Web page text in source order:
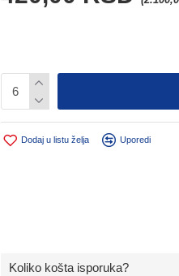
Dodaj u listu želja Uporedi
Koliko košta isporuka?